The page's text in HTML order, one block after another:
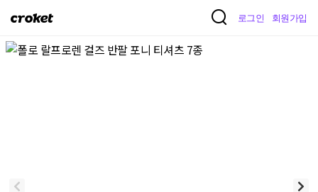
크
켓
로그인 회원가입